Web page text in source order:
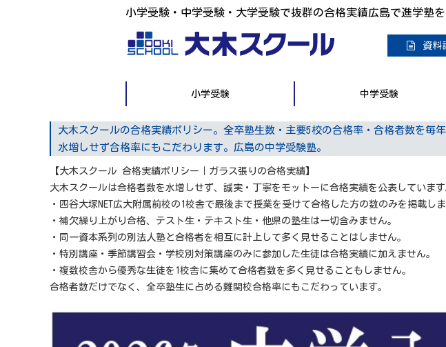
小学受験・中学受験・大学受験で抜群の合格実績広島で進学塾
資料
小学受験 中学受験
大木スクールの合格実績ポリシー。全卒塾生数・主要5校の合格率・合格者数を
水増しせず合格率にもこだわります。広島の中学受験塾。
【大木スクール 合格実績ポリシー｜ガラス張りの合格実績】
大木スクールは合格者数を水増しせず、誠実・丁寧をモットーに合格実績を公表しています
・四谷大塚NET広大附属前校の1校舎で最後まで授業を受けて合格した方の数のみを掲載しま
・補欠繰り上がり合格、テスト生・テキスト生・他県の塾生は一切含みません。
・同一資本系列の別法人塾と合格者を相互に計上して多く見せることはしません。
・特別講座・季節講習会・学校別対策講座のみに参加した生徒は合格実績に加えません。
・複数校舎から優秀な生徒を1校舎に集めて合格者数を多く見せることもしません。
合格者数だけでなく、全卒塾生に占める難関校合格率にもこだわっています。